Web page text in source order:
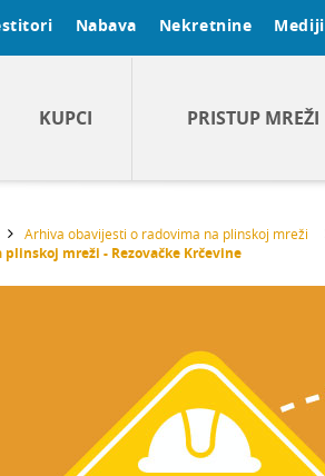
Nabava Nekretnine Mediji
KUPCI PRISTUP MREŽI
Arhiva obavijesti o radovima na plinskoj mreži
mreži - Rezovačke Krčevine